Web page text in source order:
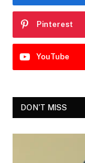
Pinterest
YouTube
DON'T MISS